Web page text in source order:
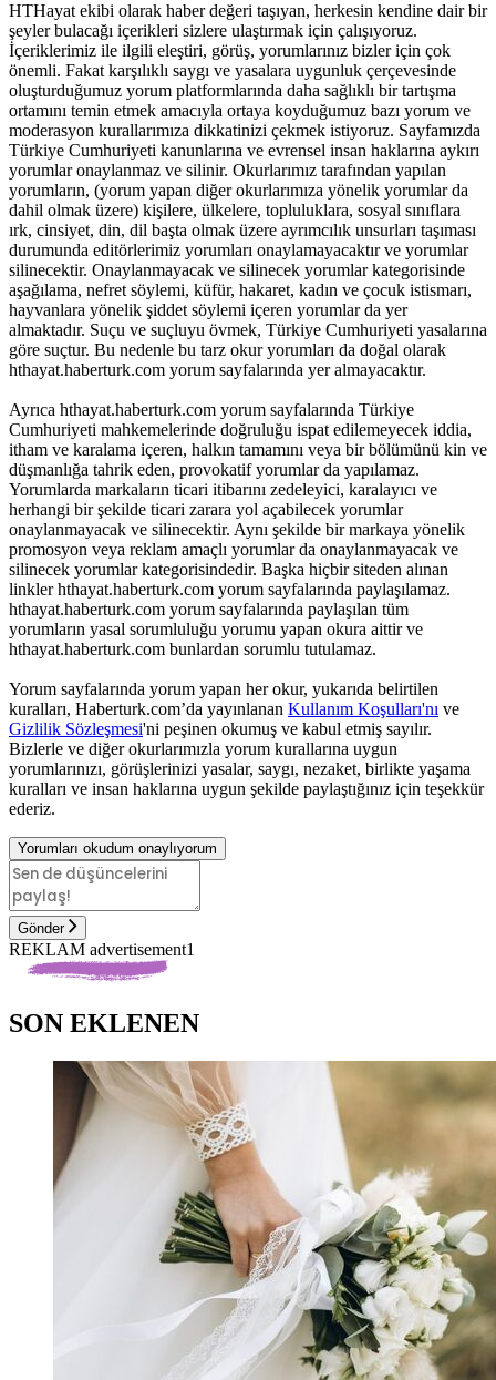
HTHayat ekibi olarak haber değeri taşıyan, herkesin kendine dair bir
şeyler bulacağı içerikleri sizlere ulaştırmak için çalışıyoruz.
İçeriklerimiz ile ilgili eleştiri, görüş, yorumlarınız bizler için çok
önemli. Fakat karşılıklı saygı ve yasalara uygunluk çerçevesinde
oluşturduğumuz yorum platformlarında daha sağlıklı bir tartışma
ortamını temin etmek amacıyla ortaya koyduğumuz bazı yorum ve
moderasyon kurallarımıza dikkatinizi çekmek istiyoruz. Sayfamızda
Türkiye Cumhuriyeti kanunlarına ve evrensel insan haklarına aykırı
yorumlar onaylanmaz ve silinir. Okurlarımız tarafından yapılan
yorumların, (yorum yapan diğer okurlarımıza yönelik yorumlar da
dahil olmak üzere) kişilere, ülkelere, topluluklara, sosyal sınıflara
ırk, cinsiyet, din, dil başta olmak üzere ayrımcılık unsurları taşıması
durumunda editörlerimiz yorumları onaylamayacaktır ve yorumlar
silinecektir. Onaylanmayacak ve silinecek yorumlar kategorisinde
aşağılama, nefret söylemi, küfür, hakaret, kadın ve çocuk istismarı,
hayvanlara yönelik şiddet söylemi içeren yorumlar da yer
almaktadır. Suçu ve suçluyu övmek, Türkiye Cumhuriyeti yasalarına
göre suçtur. Bu nedenle bu tarz okur yorumları da doğal olarak
hthayat.haberturk.com yorum sayfalarında yer almayacaktır.
Ayrıca hthayat.haberturk.com yorum sayfalarında Türkiye
Cumhuriyeti mahkemelerinde doğruluğu ispat edilemeyecek iddia,
itham ve karalama içeren, halkın tamamını veya bir bölümünü kin ve
düşmanlığa tahrik eden, provokatif yorumlar da yapılamaz.
Yorumlarda markaların ticari itibarını zedeleyici, karalayıcı ve
herhangi bir şekilde ticari zarara yol açabilecek yorumlar
onaylanmayacak ve silinecektir. Aynı şekilde bir markaya yönelik
promosyon veya reklam amaçlı yorumlar da onaylanmayacak ve
silinecek yorumlar kategorisindedir. Başka hiçbir siteden alınan
linkler hthayat.haberturk.com yorum sayfalarında paylaşılamaz.
hthayat.haberturk.com yorum sayfalarında paylaşılan tüm
yorumların yasal sorumluluğu yorumu yapan okura aittir ve
hthayat.haberturk.com bunlardan sorumlu tutulamaz.
Yorum sayfalarında yorum yapan her okur, yukarıda belirtilen
kuralları, Haberturk.com’da yayınlanan Kullanım Koşulları'nı ve
Gizlilik Sözleşmesi'ni peşinen okumuş ve kabul etmiş sayılır.
Bizlerle ve diğer okurlarımızla yorum kurallarına uygun
yorumlarınızı, görüşlerinizi yasalar, saygı, nezaket, birlikte yaşama
kuralları ve insan haklarına uygun şekilde paylaştığınız için teşekkür
ederiz.
Yorumları okudum onaylıyorum
Gönder
REKLAM advertisement1
SON EKLENEN